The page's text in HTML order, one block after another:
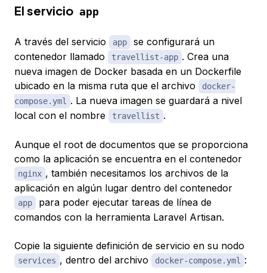
El servicio app
A través del servicio app
se configurará un
contenedor llamado
travellist-app . Crea una
nueva imagen de Docker basada en un Dockerfile
ubicado en la misma ruta que el archivo
docker-
compose.yml . La nueva imagen se guardará a nivel
local con el nombre
travellist .
Aunque el root de documentos que se proporciona
como la aplicación se encuentra en el contenedor
nginx , también necesitamos los archivos de la
aplicación en algún lugar dentro del contenedor
app
para poder ejecutar tareas de línea de
comandos con la herramienta Laravel Artisan.
Copie la siguiente definición de servicio en su nodo
services , dentro del archivo docker-compose.yml :